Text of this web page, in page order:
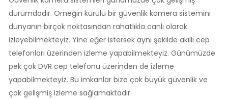
durumdadır. Örneğin kurulu bir güvenlik kamera sistemini
dünyanın birçok noktasından rahatlıkla canlı olarak
izleyebilmekteyiz. Yine eğer istersek aynı şekilde akıllı cep
telefonları üzerinden izleme yapabilmekteyiz. Günümüzde
pek çok DVR cep telefonu üzerinden de izleme
yapabilmekteyiz. Bu imkanlar bize çok büyük güvenlik ve
çok gelişmiş izleme sağlamaktadır.